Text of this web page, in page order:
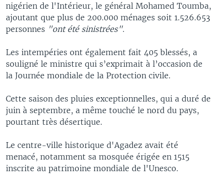
nigérien de l'Intérieur, le général Mohamed Toumba,
ajoutant que plus de 200.000 ménages soit 1.526.653
personnes "ont été sinistrées".
Les intempéries ont également fait 405 blessés, a
souligné le ministre qui s’exprimait à l’occasion de
la Journée mondiale de la Protection civile.
Cette saison des pluies exceptionnelles, qui a duré de
juin à septembre, a même touché le nord du pays,
pourtant très désertique.
Le centre-ville historique d'Agadez avait été
menacé, notamment sa mosquée érigée en 1515
inscrite au patrimoine mondiale de l'Unesco.